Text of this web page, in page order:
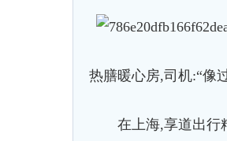
热膳暖心房,司机:“像
在上海,享道出行精